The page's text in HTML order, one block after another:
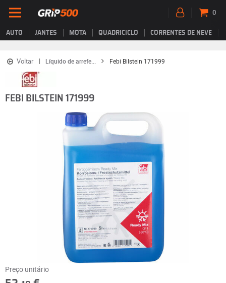
AUTO JANTES MOTA QUADRICICLO CORRENTES DE NEVE
0
Voltar Líquido de arrefe... Febi Bilstein 171999
FEBI BILSTEIN 171999
Preço unitário